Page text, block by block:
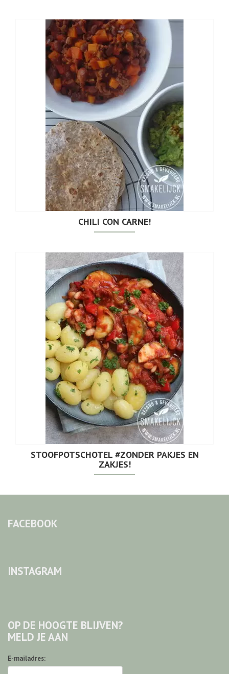
CHILI CON CARNE!
STOOFPOTSCHOTEL #ZONDER PAKJES EN
ZAKJES!
FACEBOOK
INSTAGRAM
OP DE HOOGTE BLIJVEN?
MELD JE AAN
E-mailadres: